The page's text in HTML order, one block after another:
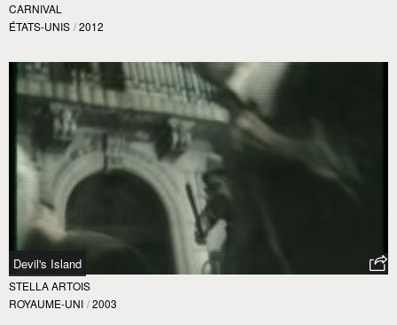
CARNIVAL
ÉTATS-UNIS / 2012
Devil's Island
STELLA ARTOIS
ROYAUME-UNI / 2003